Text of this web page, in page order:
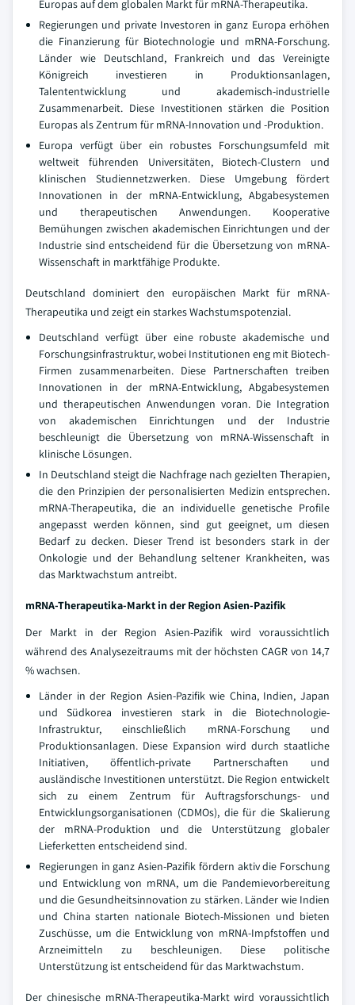
Europas auf dem globalen Markt für mRNA-Therapeutika.
Regierungen und private Investoren in ganz Europa erhöhen
die Finanzierung für Biotechnologie und mRNA-Forschung.
Länder wie Deutschland, Frankreich und das Vereinigte
Königreich investieren in Produktionsanlagen,
Talententwicklung und akademisch-industrielle
Zusammenarbeit. Diese Investitionen stärken die Position
Europas als Zentrum für mRNA-Innovation und -Produktion.
Europa verfügt über ein robustes Forschungsumfeld mit
weltweit führenden Universitäten, Biotech-Clustern und
klinischen Studiennetzwerken. Diese Umgebung fördert
Innovationen in der mRNA-Entwicklung, Abgabesystemen
und therapeutischen Anwendungen. Kooperative
Bemühungen zwischen akademischen Einrichtungen und der
Industrie sind entscheidend für die Übersetzung von mRNA-
Wissenschaft in marktfähige Produkte.
Deutschland dominiert den europäischen Markt für mRNA-
Therapeutika und zeigt ein starkes Wachstumspotenzial.
Deutschland verfügt über eine robuste akademische und
Forschungsinfrastruktur, wobei Institutionen eng mit Biotech-
Firmen zusammenarbeiten. Diese Partnerschaften treiben
Innovationen in der mRNA-Entwicklung, Abgabesystemen
und therapeutischen Anwendungen voran. Die Integration
von akademischen Einrichtungen und der Industrie
beschleunigt die Übersetzung von mRNA-Wissenschaft in
klinische Lösungen.
In Deutschland steigt die Nachfrage nach gezielten Therapien,
die den Prinzipien der personalisierten Medizin entsprechen.
mRNA-Therapeutika, die an individuelle genetische Profile
angepasst werden können, sind gut geeignet, um diesen
Bedarf zu decken. Dieser Trend ist besonders stark in der
Onkologie und der Behandlung seltener Krankheiten, was
das Marktwachstum antreibt.
mRNA-Therapeutika-Markt in der Region Asien-Pazifik
Der Markt in der Region Asien-Pazifik wird voraussichtlich
während des Analysezeitraums mit der höchsten CAGR von 14,7
% wachsen.
Länder in der Region Asien-Pazifik wie China, Indien, Japan
und Südkorea investieren stark in die Biotechnologie-
Infrastruktur, einschließlich mRNA-Forschung und
Produktionsanlagen. Diese Expansion wird durch staatliche
Initiativen, öffentlich-private Partnerschaften und
ausländische Investitionen unterstützt. Die Region entwickelt
sich zu einem Zentrum für Auftragsforschungs- und
Entwicklungsorganisationen (CDMOs), die für die Skalierung
der mRNA-Produktion und die Unterstützung globaler
Lieferketten entscheidend sind.
Regierungen in ganz Asien-Pazifik fördern aktiv die Forschung
und Entwicklung von mRNA, um die Pandemievorbereitung
und die Gesundheitsinnovation zu stärken. Länder wie Indien
und China starten nationale Biotech-Missionen und bieten
Zuschüsse, um die Entwicklung von mRNA-Impfstoffen und
Arzneimitteln zu beschleunigen. Diese politische
Unterstützung ist entscheidend für das Marktwachstum.
Der chinesische mRNA-Therapeutika-Markt wird voraussichtlich